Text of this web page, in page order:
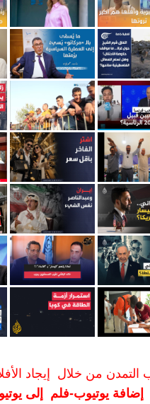
التمدن من خلال إيجاد
إضافة يوتيوب-فلم إلى